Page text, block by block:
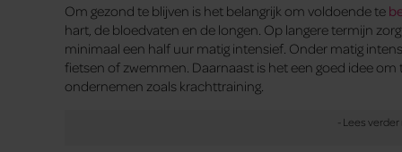
Om gezond te blijven is het belangrijk om voldoende te
hart, de bloedvaten en de longen. Op langere termijn
minimaal een half uur matig intensief. Onder matig
fietsen of zwemmen. Daarnaast is het een goed idee
ondernemen zoals krachttraining.